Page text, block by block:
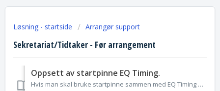
Løsning - startside Arrangør support
Sekretariat/Tidtaker - Før arrangement
Oppsett av startpinne EQ Timing.
Hvis man skal bruke startpinne sammen med EQ Timing må man i oppsettet gjøre noen valg. Man kobler startpinnen til f.eks. start inngangen på ECB/ETS. ...